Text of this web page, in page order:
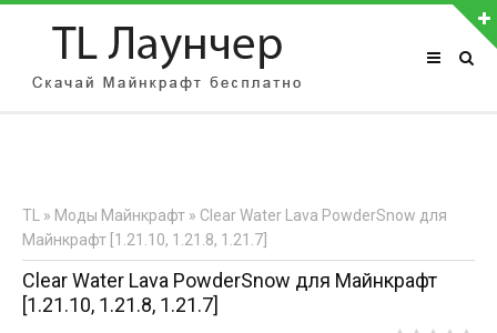
АВТОРИЗАЦИЯ НА САЙТЕ
Регистрация
TL » Моды Майнкрафт » Clear Water Lava PowderSnow для
Майнкрафт [1.21.10, 1.21.8, 1.21.7]
Clear Water Lava PowderSnow для Майнкрафт
[1.21.10, 1.21.8, 1.21.7]